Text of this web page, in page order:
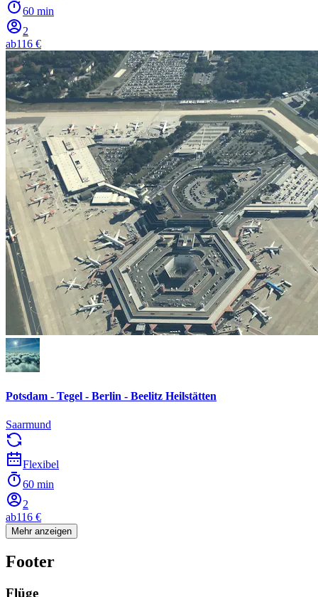
60 min
2
ab116 €
Potsdam - Tegel - Berlin - Beelitz Heilstätten
Saarmund
Flexibel
60 min
2
ab116 €
Mehr anzeigen
Footer
Flüge